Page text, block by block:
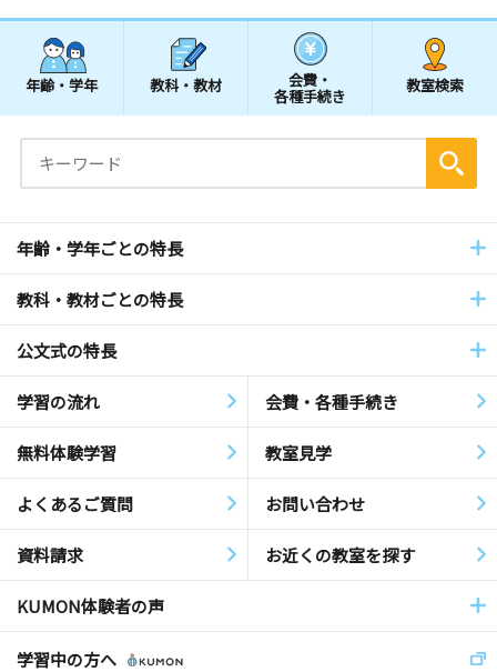
年齢・学年 教科・教材 会費・
各種手続き
教室検索
年齢・学年ごとの特長
教科・教材ごとの特長
公文式の特長
学習の流れ 会費・各種手続き
無料体験学習 教室見学
よくあるご質問 お問い合わせ
資料請求 お近くの教室を探す
KUMON体験者の声
学習中の方へ